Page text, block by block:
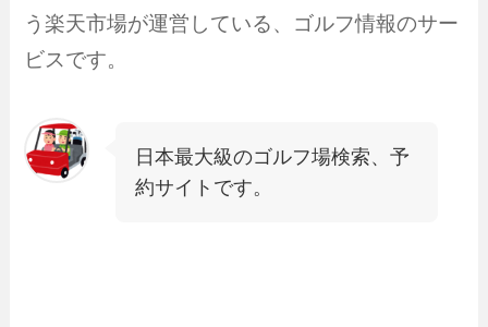
う楽天市場が運営している、ゴルフ情報のサー
ビスです。
日本最大級のゴルフ場検索、予
約サイトです。